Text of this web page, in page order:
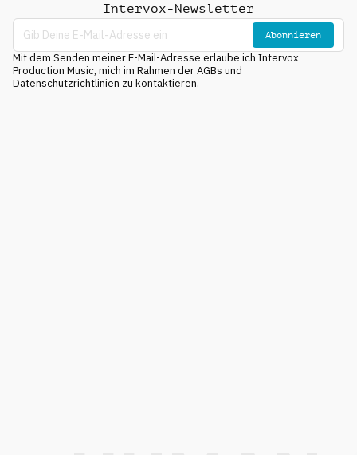
Intervox-Newsletter
Abonnieren
Mit dem Senden meiner E-Mail-Adresse erlaube ich Intervox
Production Music, mich im Rahmen der AGBs und
Datenschutzrichtlinien zu kontaktieren.